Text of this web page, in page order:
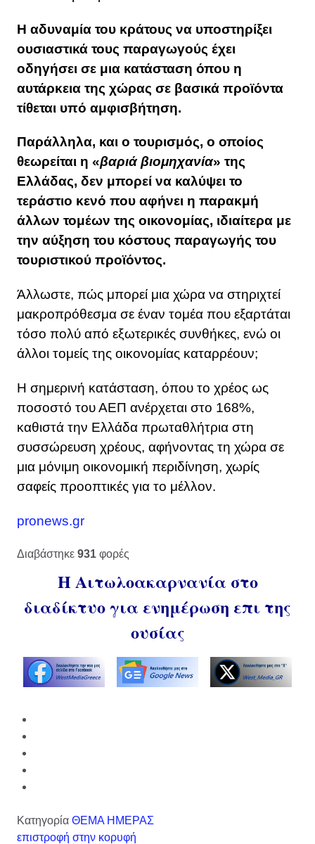
Η αδυναμία του κράτους να υποστηρίξει
ουσιαστικά τους παραγωγούς έχει
οδηγήσει σε μια κατάσταση όπου η
αυτάρκεια της χώρας σε βασικά προϊόντα
τίθεται υπό αμφισβήτηση.
Παράλληλα, και ο τουρισμός, ο οποίος
θεωρείται η «βαριά βιομηχανία» της
Ελλάδας, δεν μπορεί να καλύψει το
τεράστιο κενό που αφήνει η παρακμή
άλλων τομέων της οικονομίας, ιδιαίτερα με
την αύξηση του κόστους παραγωγής του
τουριστικού προϊόντος.
Άλλωστε, πώς μπορεί μια χώρα να στηριχτεί
μακροπρόθεσμα σε έναν τομέα που εξαρτάται
τόσο πολύ από εξωτερικές συνθήκες, ενώ οι
άλλοι τομείς της οικονομίας καταρρέουν;
Η σημερινή κατάσταση, όπου το χρέος ως
ποσοστό του ΑΕΠ ανέρχεται στο 168%,
καθιστά την Ελλάδα πρωταθλήτρια στη
συσσώρευση χρέους, αφήνοντας τη χώρα σε
μια μόνιμη οικονομική περιδίνηση, χωρίς
σαφείς προοπτικές για το μέλλον.
pronews.gr
Διαβάστηκε 931 φορές
Η Αιτωλοακαρνανία στο
διαδίκτυο για ενημέρωση επι της
ουσίας
Κατηγορία ΘΕΜΑ ΗΜΕΡΑΣ
επιστροφή στην κορυφή